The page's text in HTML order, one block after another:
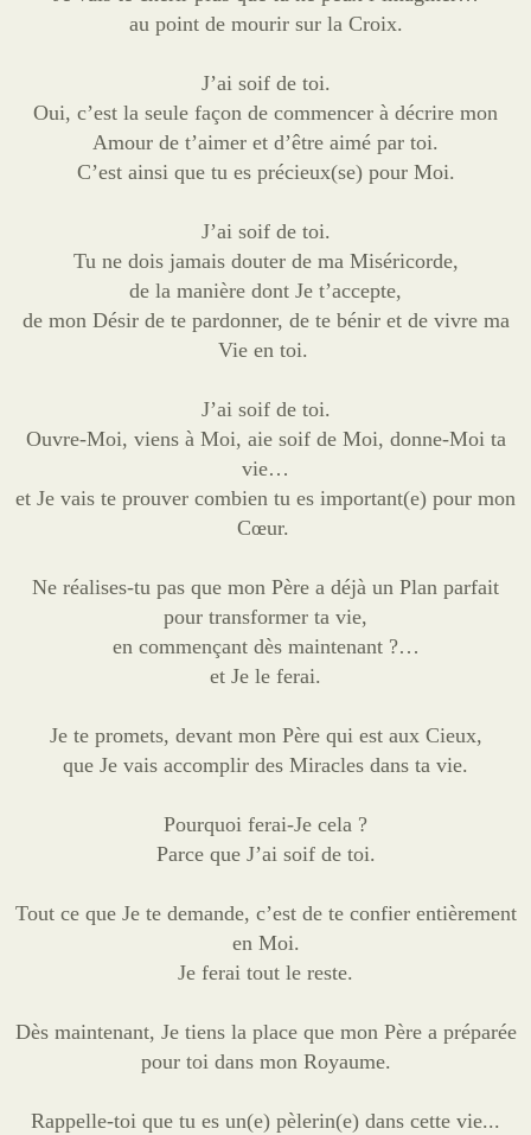
au point de mourir sur la Croix.
J’ai soif de toi.
Oui, c’est la seule façon de commencer à décrire mon
Amour de t’aimer et d’être aimé par toi.
C’est ainsi que tu es précieux(se) pour Moi.
J’ai soif de toi.
Tu ne dois jamais douter de ma Miséricorde,
de la manière dont Je t’accepte,
de mon Désir de te pardonner, de te bénir et de vivre ma
Vie en toi.
J’ai soif de toi.
Ouvre-Moi, viens à Moi, aie soif de Moi, donne-Moi ta
vie…
et Je vais te prouver combien tu es important(e) pour mon
Cœur.
Ne réalises-tu pas que mon Père a déjà un Plan parfait
pour transformer ta vie,
en commençant dès maintenant ?…
et Je le ferai.
Je te promets, devant mon Père qui est aux Cieux,
que Je vais accomplir des Miracles dans ta vie.
Pourquoi ferai-Je cela ?
Parce que J’ai soif de toi.
Tout ce que Je te demande, c’est de te confier entièrement
en Moi.
Je ferai tout le reste.
Dès maintenant, Je tiens la place que mon Père a préparée
pour toi dans mon Royaume.
Rappelle-toi que tu es un(e) pèlerin(e) dans cette vie...